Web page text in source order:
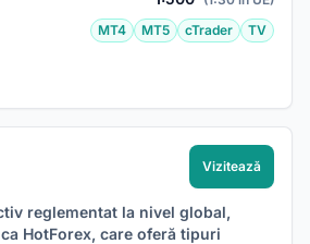
MT4 MT5 cTrader TV
Vizitează
reglementat la nivel global,
HotForex, care oferă tipuri